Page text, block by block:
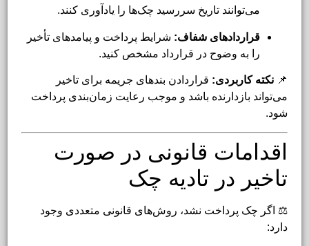
می‌توانند تاریخ سررسید چک‌ها را یادآوری کنند.
قراردادهای شفاف: شرایط پرداخت و پیامدهای تأخیر
را به وضوح در قرارداد مشخص کنید.
📌نکته کاربردی: قراردادن بندهای جریمه برای تاخیر
می‌تواند بازدارنده باشد و موجب رعایت زمان‌بندی پرداخت
شود.
اقدامات قانونی در صورت
تاخیر در تادیه چک
⚖️ اگر چک پرداخت نشد، روش‌های قانونی متعددی وجود
دارد: